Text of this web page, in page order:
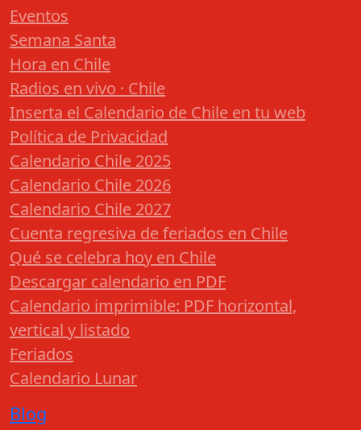
Eventos
Semana Santa
Hora en Chile
Radios en vivo · Chile
Inserta el Calendario de Chile en tu web
Política de Privacidad
Calendario Chile 2025
Calendario Chile 2026
Calendario Chile 2027
Cuenta regresiva de feriados en Chile
Qué se celebra hoy en Chile
Descargar calendario en PDF
Calendario imprimible: PDF horizontal,
vertical y listado
Feriados
Calendario Lunar
Blog